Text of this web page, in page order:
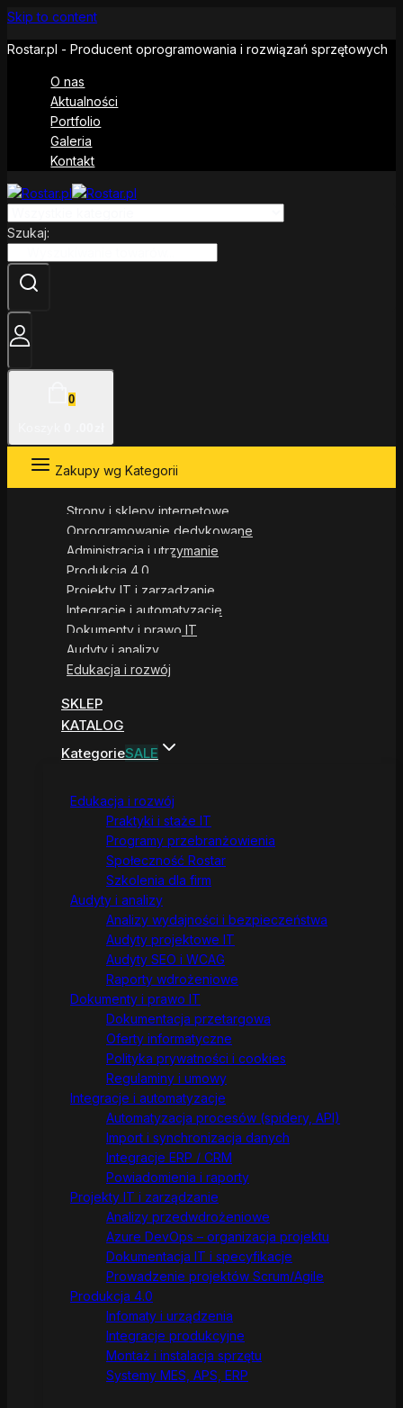
Skip to content
Rostar.pl - Producent oprogramowania i rozwiązań sprzętowych
O nas
Aktualności
Portfolio
Galeria
Kontakt
Szukaj:
0
Zakupy wg Kategorii
Strony i sklepy internetowe
Oprogramowanie dedykowane
Administracja i utrzymanie
Produkcja 4.0
Projekty IT i zarządzanie
Integracje i automatyzacje
Dokumenty i prawo IT
Audyty i analizy
Edukacja i rozwój
SKLEP
KATALOG
KategorieSALE
Edukacja i rozwój
Praktyki i staże IT
Programy przebranżowienia
Społeczność Rostar
Szkolenia dla firm
Audyty i analizy
Analizy wydajności i bezpieczeństwa
Audyty projektowe IT
Audyty SEO i WCAG
Raporty wdrożeniowe
Dokumenty i prawo IT
Dokumentacja przetargowa
Oferty informatyczne
Polityka prywatności i cookies
Regulaminy i umowy
Integracje i automatyzacje
Automatyzacja procesów (spidery, API)
Import i synchronizacja danych
Integracje ERP / CRM
Powiadomienia i raporty
Projekty IT i zarządzanie
Analizy przedwdrożeniowe
Azure DevOps – organizacja projektu
Dokumentacja IT i specyfikacje
Prowadzenie projektów Scrum/Agile
Produkcja 4.0
Infomaty i urządzenia
Integracje produkcyjne
Montaż i instalacja sprzętu
Systemy MES, APS, ERP